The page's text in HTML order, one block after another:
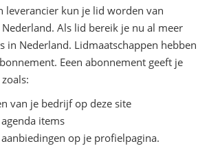
leverancier kun je lid worden van
Als lid bereik je nu al meer
in Nederland. Lidmaatschappen hebben
Eeen abonnement geeft je
van je bedrijf op deze site
items
op je profielpagina.